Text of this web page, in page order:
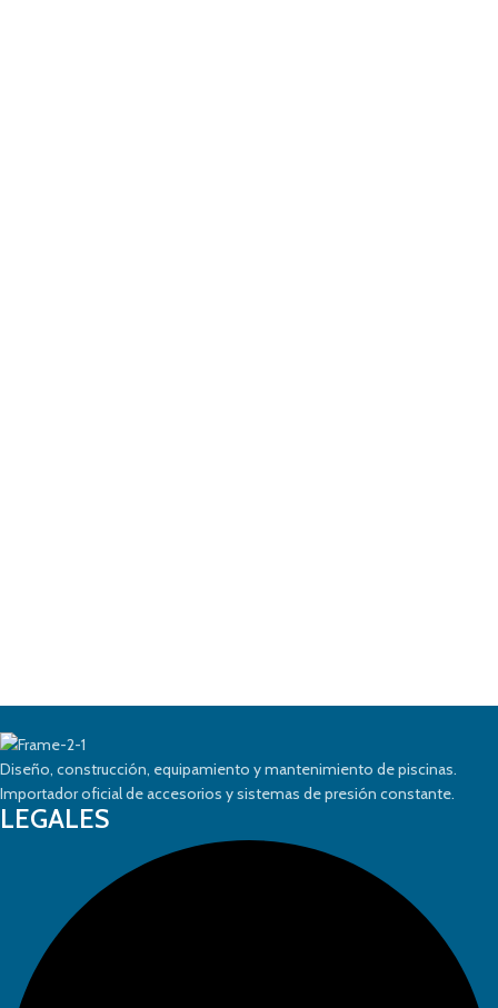
Diseño, construcción, equipamiento y mantenimiento de piscinas.
Importador oficial de accesorios y sistemas de presión constante.
LEGALES